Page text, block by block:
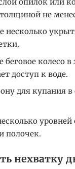
не
несколько
беговое колесо в
доступ к воде.
для купания
полочек.
нехватку